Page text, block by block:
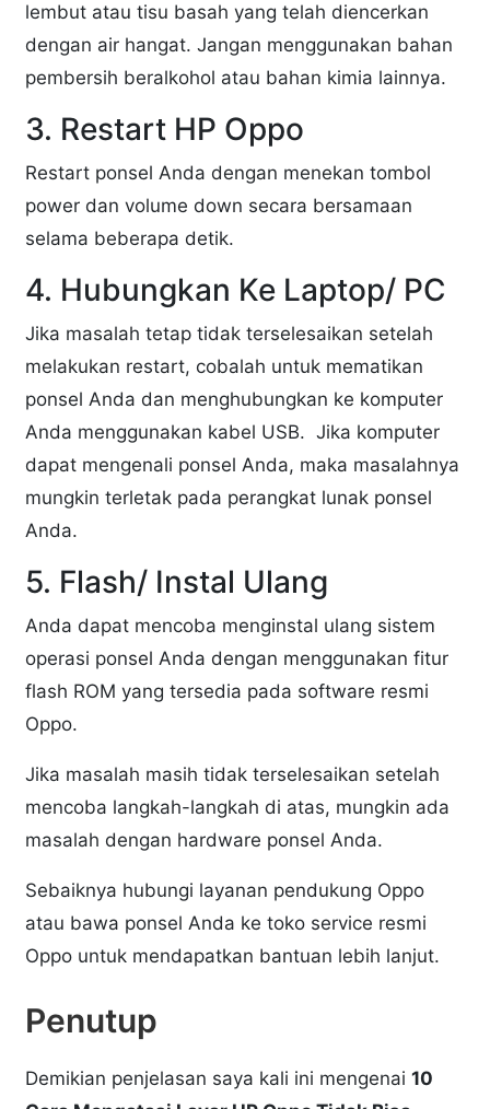
lembut atau tisu basah yang telah diencerkan
dengan air hangat. Jangan menggunakan bahan
pembersih beralkohol atau bahan kimia lainnya.
3. Restart HP Oppo
Restart ponsel Anda dengan menekan tombol
power dan volume down secara bersamaan
selama beberapa detik.
4. Hubungkan Ke Laptop/ PC
Jika masalah tetap tidak terselesaikan setelah
melakukan restart, cobalah untuk mematikan
ponsel Anda dan menghubungkan ke komputer
Anda menggunakan kabel USB. Jika komputer
dapat mengenali ponsel Anda, maka masalahnya
mungkin terletak pada perangkat lunak ponsel
Anda.
5. Flash/ Instal Ulang
Anda dapat mencoba menginstal ulang sistem
operasi ponsel Anda dengan menggunakan fitur
flash ROM yang tersedia pada software resmi
Oppo.
Jika masalah masih tidak terselesaikan setelah
mencoba langkah-langkah di atas, mungkin ada
masalah dengan hardware ponsel Anda.
Sebaiknya hubungi layanan pendukung Oppo
atau bawa ponsel Anda ke toko service resmi
Oppo untuk mendapatkan bantuan lebih lanjut.
Penutup
Demikian penjelasan saya kali ini mengenai10